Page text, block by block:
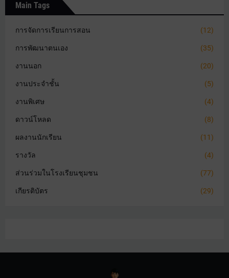
Main Tags
การจัดการเรียนการสอน (12)
การพัฒนาตนเอง (35)
งานนอก (20)
งานประจำชั้น (5)
งานพิเศษ (4)
ดาวน์โหลด (8)
ผลงานนักเรียน (11)
รางวัล (4)
ส่วนร่วมในโรงเรียนชุมชน (77)
เกียรติบัตร (29)